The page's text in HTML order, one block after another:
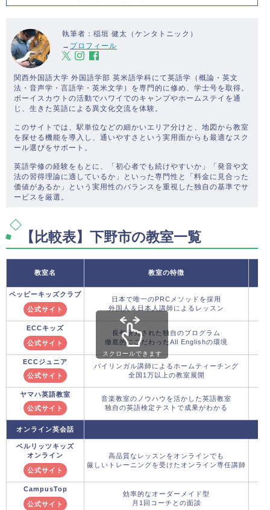
執筆者：稲垣 健太（ケンタトニック）
→ プロフィール
関西外国語大学 外国語学部 英米語学科にて英語学（概論・英文
法・音声学・言語学・英米文学）を専門的に修め、学士号を取得。
ボーイスカウトの活動でハワイでのキャンプやホームステイを通
じ、生きた英語による異文化交流を体験。
このサイトでは、駅単位などの細かいエリア分けと、地図から教室
を探せる機能を導入し、通いやすさという実用面からも最適なスク
ール選びをサポート。
英語学修の経験をもとに、「初心者でも続けやすいか」「発音や文
法の習得理論に適しているか」といった専門性と「料金に見合った
価値があるか」という実用性のバランスを重視した独自の基準でサ
ービスを厳選。
【比較表】下野市の教室一覧
教室名 教室の特徴
ペッピーキッズクラブ
公式サイト
日本で唯一のPRCメソッドを採用
外国人＆日本人講師によるレッスン
ECCキッズ
公式サイト
長年研究された独自のプログラム
徹底的にこだわったAll Englishの環境
ECCジュニア
公式サイト
バイリンガル講師によるホームティーチング
全国1万以上の教室展開
ヤマハ英語教室
公式サイト
音楽教室のノウハウを活かした英語教室
独自の英語検定テストで成果がわかる
オンライン英会話
ベルリッツキッズ
オンライン
公式サイト
高品質なレッスンをオンラインでも
厳しいトレーニングを受けたオンライン専任講師
CampusTop
公式サイト
効率的なオーダーメイド型
月1回コーチとの面談
スクロールできます